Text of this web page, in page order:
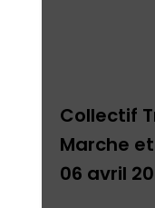
Collectif
Marche
06 avril